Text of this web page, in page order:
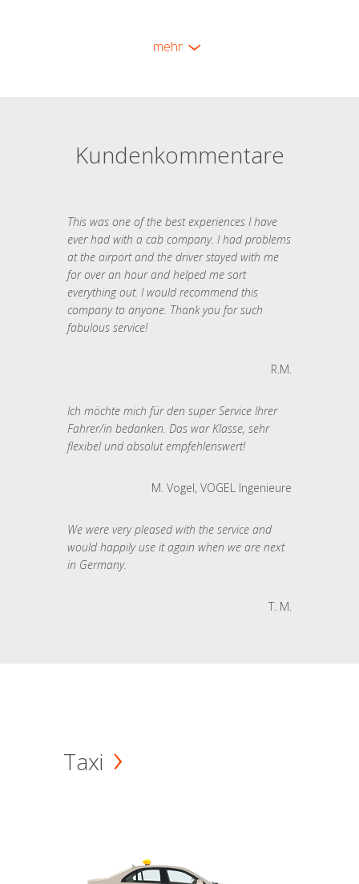
mehr
Kundenkommentare
This was one of the best experiences I have
ever had with a cab company. I had problems
at the airport and the driver stayed with me
for over an hour and helped me sort
everything out. I would recommend this
company to anyone. Thank you for such
fabulous service!
R.M.
Ich möchte mich für den super Service Ihrer
Fahrer/in bedanken. Das war Klasse, sehr
flexibel und absolut empfehlenswert!
M. Vogel, VOGEL Ingenieure
We were very pleased with the service and
would happily use it again when we are next
in Germany.
T. M.
Taxi